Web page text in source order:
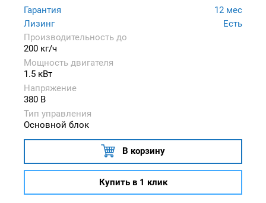
Гарантия
12 мес
Лизинг
Есть
Производительность до
200 кг/ч
Мощность двигателя
1.5 кВт
Напряжение
380 В
Тип управления
Основной блок
В корзину
Купить в 1 клик